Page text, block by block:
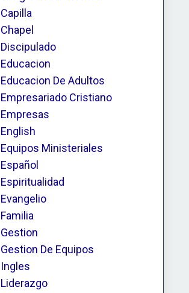
Capilla
Chapel
Discipulado
Educacion
Educacion De Adultos
Empresariado Cristiano
Empresas
English
Equipos Ministeriales
Español
Espiritualidad
Evangelio
Familia
Gestion
Gestion De Equipos
Ingles
Liderazgo